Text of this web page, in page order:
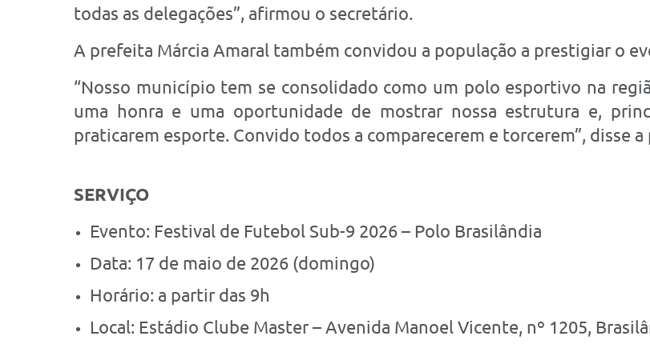
todas as delegações”, afirmou o secretário.
A prefeita Márcia Amaral também convidou a população a prestigiar o
“Nosso município tem se consolidado como um polo esportivo na
uma honra e uma oportunidade de mostrar nossa estrutura e,
praticarem esporte. Convido todos a comparecerem e torcerem”, disse
SERVIÇO
Evento: Festival de Futebol Sub-9 2026 – Polo Brasilândia
Data: 17 de maio de 2026 (domingo)
Horário: a partir das 9h
Local: Estádio Clube Master – Avenida Manoel Vicente, nº 1205,